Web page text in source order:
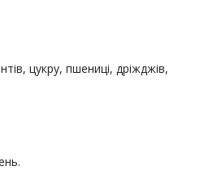
цукру, пшениці, дріжджів,